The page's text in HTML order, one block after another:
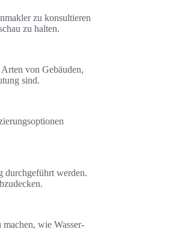
zu konsultieren
zu halten.
von Gebäuden,
sind.
durchgeführt werden.
wie Wasser-